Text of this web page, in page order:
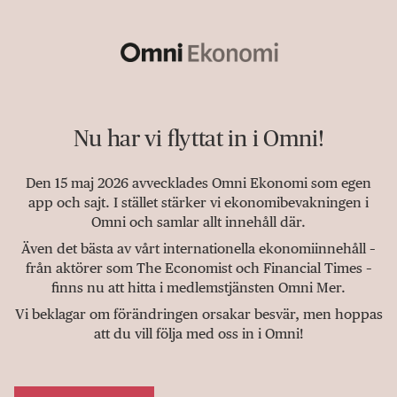
Nu har vi flyttat in i Omni!
Den 15 maj 2026 avvecklades Omni Ekonomi som egen
app och sajt. I stället stärker vi ekonomibevakningen i
Omni och samlar allt innehåll där.
Även det bästa av vårt internationella ekonomiinnehåll –
från aktörer som The Economist och Financial Times –
finns nu att hitta i medlemstjänsten Omni Mer.
Vi beklagar om förändringen orsakar besvär, men hoppas
att du vill följa med oss in i Omni!